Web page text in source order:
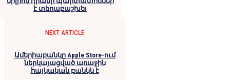
է տեղաբաշխել
NEXT ARTICLE
Ամերիաբանկը Apple Store-ում
ներկայացված առաջին
հայկական բանկն է